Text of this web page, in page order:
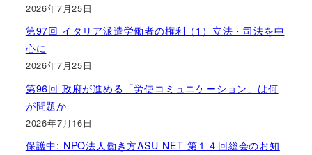
2026年7月25日
第97回 イタリア派遣労働者の権利（1）立法・司法を中
心に
2026年7月25日
第96回 政府が進める「労使コミュニケーション」は何
が問題か
2026年7月16日
保護中: NPO法人働き方ASU-NET 第１４回総会のお知